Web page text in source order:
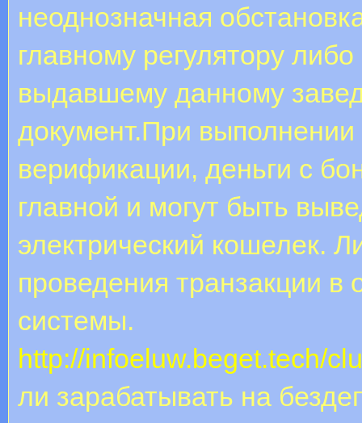
неоднозначная
главному регулятору
выдавшему данному
документ.При
верификации, деньги с
главной и могут быть
электрический кошелек.
проведения транзакции
системы.
http://infoeluw.beget.tech/
ли зарабатывать на